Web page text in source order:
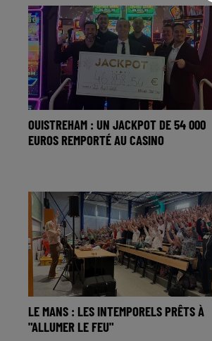
OUISTREHAM : UN JACKPOT DE 54 000
EUROS REMPORTÉ AU CASINO
LE MANS : LES INTEMPORELS PRÊTS À
"ALLUMER LE FEU"